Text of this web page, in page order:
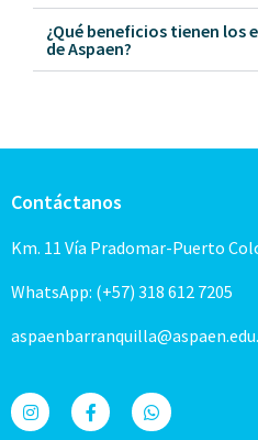
¿Qué beneficios tienen los
de Aspaen?
Contáctanos
Km. 11 Vía Pradomar-Puerto
WhatsApp: (+57) 318 612 7205